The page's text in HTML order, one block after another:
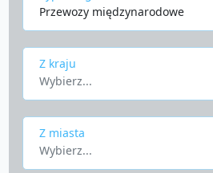
Przewozy międzynarodowe
Z kraju
Wybierz...
Z miasta
Wybierz...